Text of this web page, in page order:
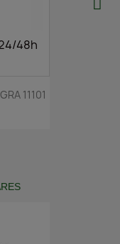
48h
11101